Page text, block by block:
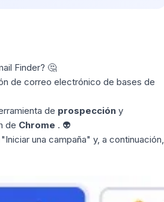
Finder? 🤔
de correo electrónico de bases de
de prospeccióny
de Chrome . 👽
una campaña" y, a continuación,